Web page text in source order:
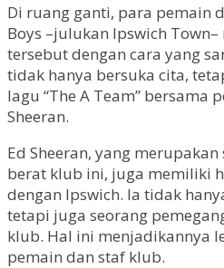
Di ruang ganti, para pemain
Boys –julukan Ipswich
tersebut dengan cara yang
tidak hanya bersuka cita,
lagu “The A Team” bersama
Sheeran.
Ed Sheeran, yang
berat klub ini, juga memiliki
dengan Ipswich. Ia tidak
tetapi juga seorang
klub. Hal ini menjadikannya
pemain dan staf klub.